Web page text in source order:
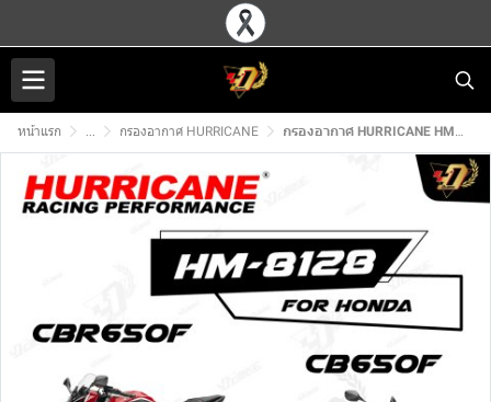
หน้าแรก ... กรองอากาศ HURRICANE กรองอากาศ HURRICANE HM-8128 สำหรับ CBR650F/CB650F